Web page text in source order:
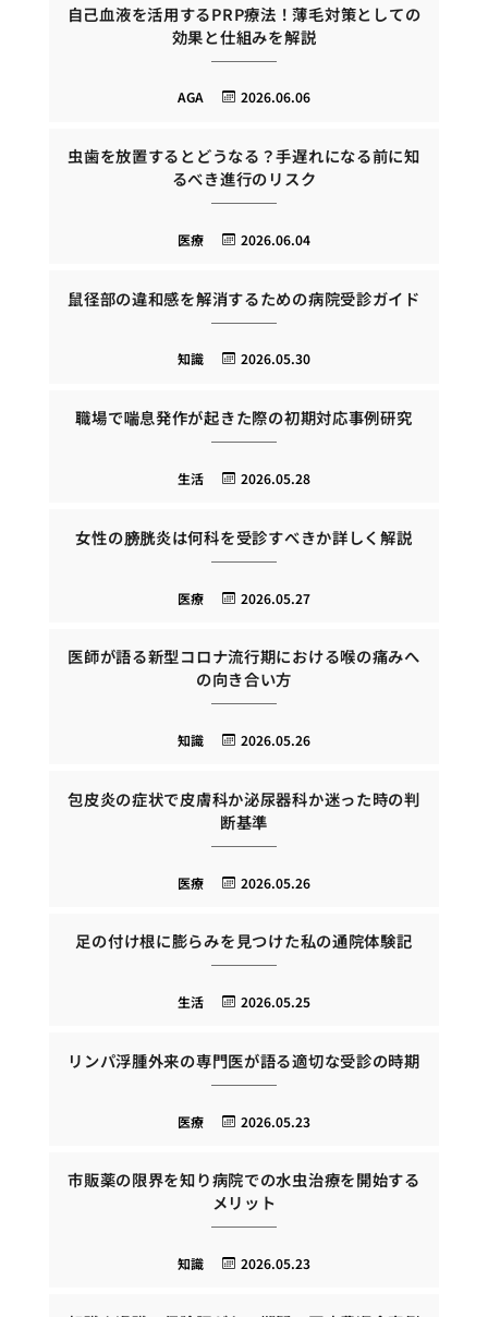
自己血液を活用するPRP療法！薄毛対策としての
効果と仕組みを解説
2026.06.06
AGA
虫歯を放置するとどうなる？手遅れになる前に知
るべき進行のリスク
2026.06.04
医療
鼠径部の違和感を解消するための病院受診ガイド
2026.05.30
知識
職場で喘息発作が起きた際の初期対応事例研究
2026.05.28
生活
女性の膀胱炎は何科を受診すべきか詳しく解説
2026.05.27
医療
医師が語る新型コロナ流行期における喉の痛みへ
の向き合い方
2026.05.26
知識
包皮炎の症状で皮膚科か泌尿器科か迷った時の判
断基準
2026.05.26
医療
足の付け根に膨らみを見つけた私の通院体験記
2026.05.25
生活
リンパ浮腫外来の専門医が語る適切な受診の時期
2026.05.23
医療
市販薬の限界を知り病院での水虫治療を開始する
メリット
2026.05.23
知識